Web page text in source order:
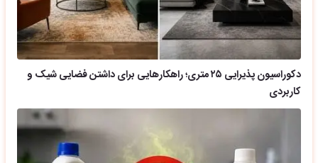
دکوراسیون پذیرایی ۲۵ متری؛ راهکارهایی برای داشتن فضایی شیک و
کاربردی